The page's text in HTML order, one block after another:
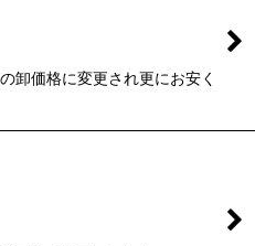
卸価格に変更され更にお安く